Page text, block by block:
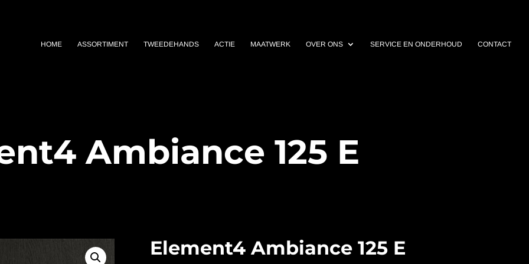
HOME ASSORTIMENT TWEEDEHANDS ACTIE MAATWERK OVER ONS SERVICE EN ONDERHOUD CONTACT
Ambiance 125 E
Element4 Ambiance 125 E